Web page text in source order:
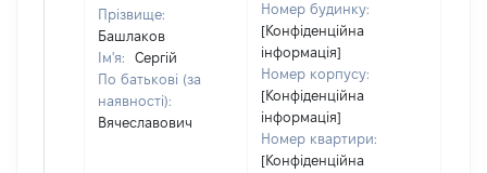
Прізвище:
Башлаков
Ім'я:
Сергій
По батькові (за
наявності):
Вячеславович
Номер будинку:
[Конфіденційна
інформація]
Номер корпусу:
[Конфіденційна
інформація]
Номер квартири:
[Конфіденційна